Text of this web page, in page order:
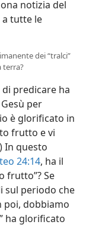
notizia del
tutte le
dei “tralci”
terra?
predicare ha
per
è glorificato in
frutto e vi
) In questo
24:14, ha il
frutto”? Se
sul periodo che
poi, dobbiamo
ha glorificato